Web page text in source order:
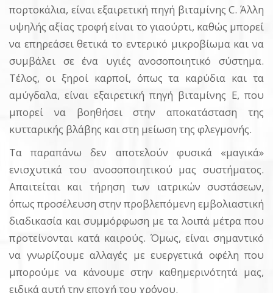
πορτοκάλια, είναι εξαιρετική πηγή βιταμίνης C. Άλλη
υψηλής αξίας τροφή είναι το γιαούρτι, καθώς μπορεί
να επηρεάσει θετικά το εντερικό μικροβίωμα και να
συμβάλει σε ένα υγιές ανοσοποιητικό σύστημα.
Τέλος, οι ξηροί καρποί, όπως τα καρύδια και τα
αμύγδαλα, είναι εξαιρετική πηγή βιταμίνης Ε, που
μπορεί να βοηθήσει στην αποκατάσταση της
κυτταρικής βλάβης και στη μείωση της φλεγμονής.
Τα παραπάνω δεν αποτελούν φυσικά «μαγικά»
ενισχυτικά του ανοσοποιητικού μας συστήματος.
Απαιτείται και τήρηση των ιατρικών συστάσεων,
όπως προσέλευση στην προβλεπόμενη εμβολιαστική
διαδικασία και συμμόρφωση με τα λοιπά μέτρα που
προτείνονται κατά καιρούς. Όμως, είναι σημαντικό
να γνωρίζουμε αλλαγές με ευεργετικά οφέλη που
μπορούμε να κάνουμε στην καθημερινότητά μας,
ειδικά αυτή την εποχή του χρόνου.